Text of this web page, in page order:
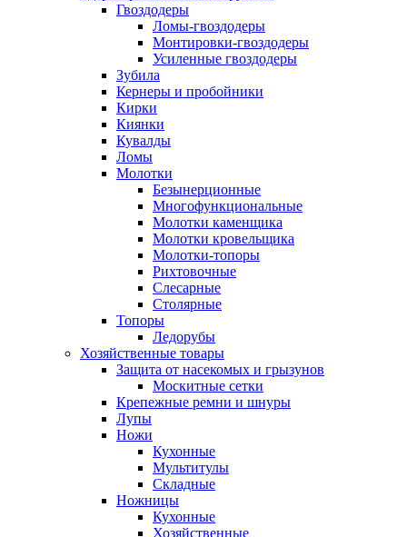
Гвоздодеры
Ломы-гвоздодеры
Монтировки-гвоздодеры
Усиленные гвоздодеры
Зубила
Кернеры и пробойники
Кирки
Киянки
Кувалды
Ломы
Молотки
Безынерционные
Многофункциональные
Молотки каменщика
Молотки кровельщика
Молотки-топоры
Рихтовочные
Слесарные
Столярные
Топоры
Ледорубы
Хозяйственные товары
Защита от насекомых и грызунов
Москитные сетки
Крепежные ремни и шнуры
Лупы
Ножи
Кухонные
Мультитулы
Складные
Ножницы
Кухонные
Хозяйственные